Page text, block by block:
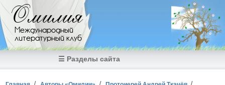
Перейти к основному содержанию
Омилия
Международный
литературный клуб
☰ Разделы сайта